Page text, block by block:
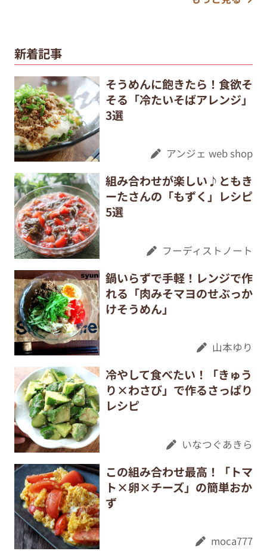
新着記事
そうめんに飽きたら！食欲そ
そる「冷たいそばアレンジ」
3選
アンジェ web shop
組み合わせが楽しい♪ともき
ーたさんの「もずく」レシピ
5選
フーディストノート
鍋いらずで手軽！レンジで作
れる「肉みそマヨのせぶっか
けそうめん」
山本ゆり
冷やして食べたい！「きゅう
り×わさび」で作るさっぱり
レシピ
いなつぐあきら
この組み合わせ最高！「トマ
ト×卵×チーズ」の簡単おか
ず
moca777